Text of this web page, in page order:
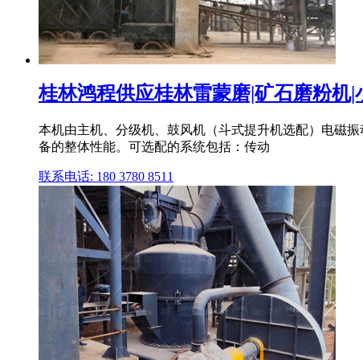
桂林鸿程供应桂林雷蒙磨|矿石磨粉机|
本机由主机、分级机、鼓风机（斗式提升机选配）电磁
备的整体性能。可选配的系统包括：传动
联系电话: 180 3780 8511